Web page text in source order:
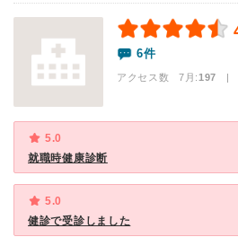
6件
アクセス数 7月:197 |
5.0
就職時健康診断
5.0
健診で受診しました